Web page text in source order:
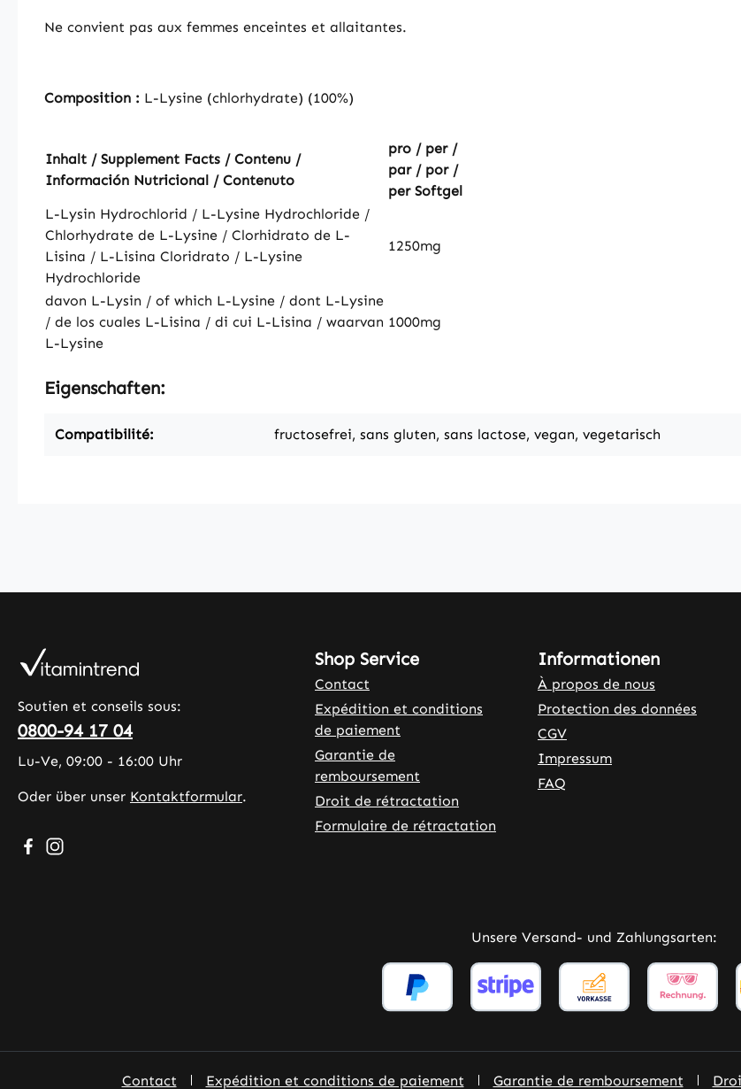
Ne convient pas aux femmes enceintes et allaitantes.
Composition : L-Lysine (chlorhydrate) (100%)
Inhalt / Supplement Facts / Contenu /
Información Nutricional / Contenuto
pro / per /
par / por /
per Softgel
L-Lysin Hydrochlorid / L-Lysine Hydrochloride /
Chlorhydrate de L-Lysine / Clorhidrato de L-
Lisina / L-Lisina Cloridrato / L-Lysine
Hydrochloride
1250mg
davon L-Lysin / of which L-Lysine / dont L-Lysine
/ de los cuales L-Lisina / di cui L-Lisina / waarvan
L-Lysine
1000mg
Eigenschaften:
Compatibilité: fructosefrei, sans gluten, sans lactose, vegan, vegetarisch
Soutien et conseils sous:
0800-94 17 04
Lu-Ve, 09:00 - 16:00 Uhr
Oder über unser Kontaktformular.
Besuche uns auf Facebook – öffnet in neuem Tab (externer Link)
Schau auf Instagram vorbei – öffnet in neuem Tab (externer Link)
Shop Service
Contact
Expédition et conditions
de paiement
Garantie de
remboursement
Droit de rétractation
Formulaire de rétractation
Informationen
À propos de nous
Protection des données
CGV
Impressum
FAQ
Unsere Versand- und Zahlungsarten:
Contact Expédition et conditions de paiement Garantie de remboursement